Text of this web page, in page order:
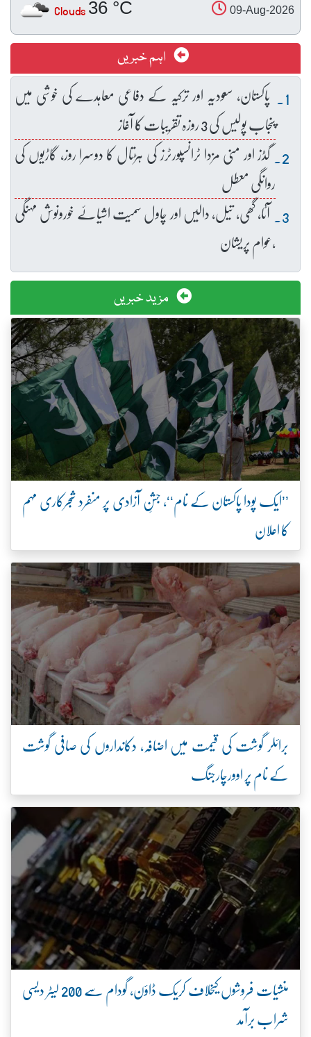
09-Aug-2026
36 °C
Clouds
اہم خبریں
پاکستان، سعودیہ اور ترکیہ کے دفاعی معاہدے کی خوشی میں
پنجاب پولیس کی 3 روزہ تقریبات کا آغاز
گڈز اور منی مزدا ٹرانسپورٹرز کی ہڑتال کا دوسرا روز، گاڑیوں کی
روانگی معطل
آٹا، گھی، تیل، دالیں اور چاول سمیت اشیائے خورونوش مہنگی
،عوام پریشان
مزید خبریں
’’ایک پودا پاکستان کے نام‘‘، جشنِ آزادی پر منفرد شجرکاری مہم
کا اعلان
برائلر گوشت کی قیمت میں اضافہ، دکانداروں کی صافی گوشت
کے نام پر اوورچارجنگ
منشیات فروشوں کیخلاف کریک ڈاؤن، گودام سے 200 لیٹر دیسی
شراب برآمد